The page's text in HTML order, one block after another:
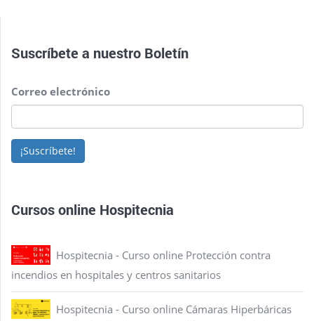
Suscríbete a nuestro Boletín
Correo electrónico
¡Suscríbete!
Cursos online Hospitecnia
Hospitecnia - Curso online Protección contra
incendios en hospitales y centros sanitarios
Hospitecnia - Curso online Cámaras Hiperbáricas